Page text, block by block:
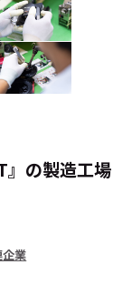
シー
Settings
』の製造工場
企業